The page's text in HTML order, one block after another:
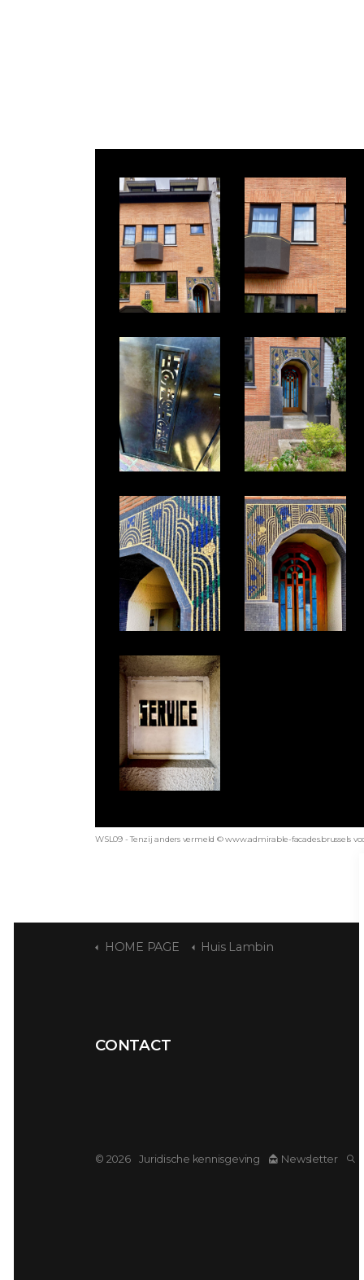
WSL09 - Tenzij anders vermeld © www.admirable-facades.brussels
HOME PAGE Huis Lambin
CONTACT
© 2026 Juridische kennisgeving Newsletter